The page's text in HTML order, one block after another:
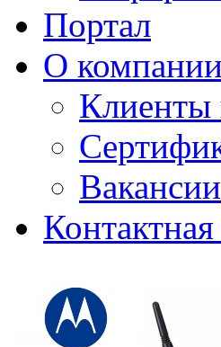
Портал
О компании
Клиенты
Вакансии